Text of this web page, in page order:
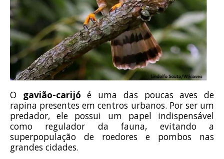
O gavião-carijó é uma das poucas aves de
rapina presentes em centros urbanos. Por ser um
predador, ele possui um papel indispensável
como regulador da fauna, evitando a
superpopulação de roedores e pombos nas
grandes cidades.